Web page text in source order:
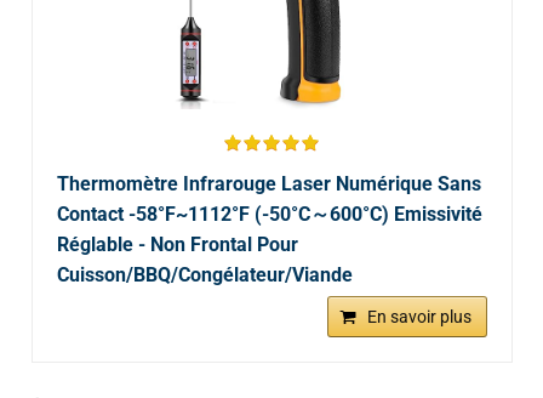
Thermomètre Infrarouge Laser Numérique Sans
Contact -58°F~1112°F (-50°C～600°C) Emissivité
Réglable - Non Frontal Pour
Cuisson/BBQ/Congélateur/Viande
En savoir plus